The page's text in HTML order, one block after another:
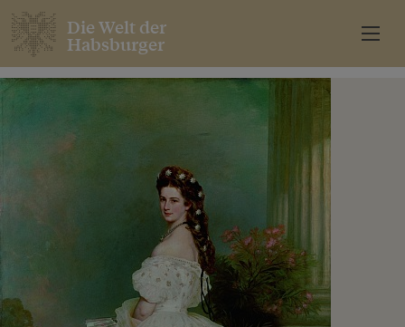
Die Welt der
Habsburger